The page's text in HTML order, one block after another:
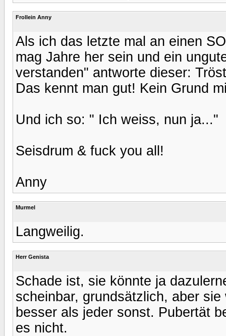
Frollein Anny
Als ich das letzte mal an einen
mag Jahre her sein und ein
verstanden" antworte dieser:
Das kennt man gut! Kein Grund
Und ich so: " Ich weiss, nun ja..."
Seisdrum & fuck you all!
Anny
Murmel
Langweilig.
Herr Genista
Schade ist, sie könnte ja
scheinbar, grundsätzlich, aber
besser als jeder sonst. Pubertät
es nicht.